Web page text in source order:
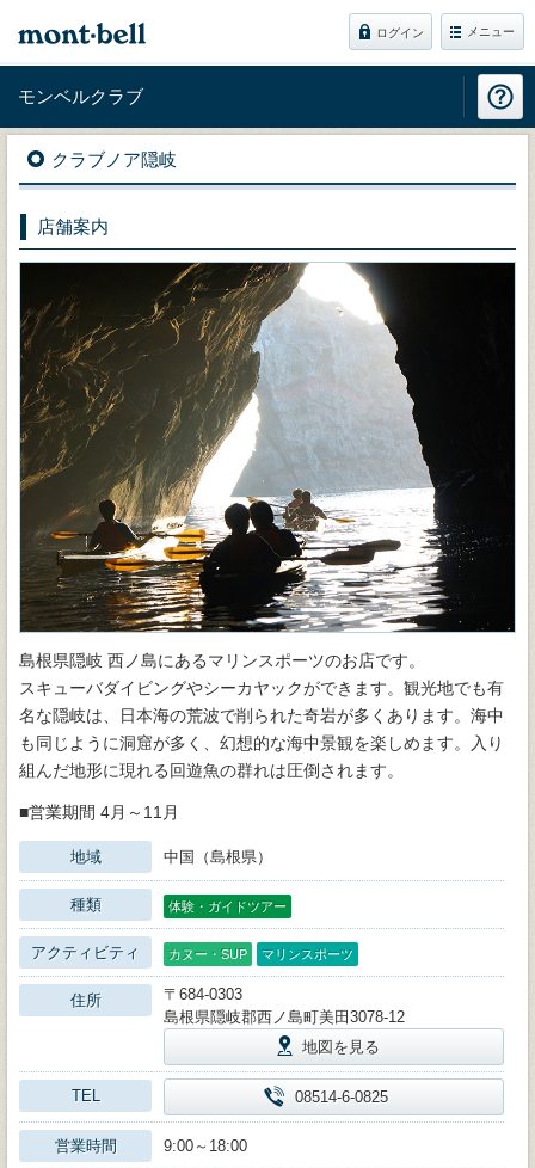
ログイン メニュー
モンベルクラブ
クラブノア隠岐
店舗案内
島根県隠岐 西ノ島にあるマリンスポーツのお店です。
スキューバダイビングやシーカヤックができます。観光地でも有
名な隠岐は、日本海の荒波で削られた奇岩が多くあります。海中
も同じように洞窟が多く、幻想的な海中景観を楽しめます。入り
組んだ地形に現れる回遊魚の群れは圧倒されます。
■営業期間 4月～11月
地域 中国（島根県）
種類 体験・ガイドツアー
アクティビティ カヌー・SUP マリンスポーツ
住所
〒684-0303
島根県隠岐郡西ノ島町美田3078-12
地図を見る
TEL 08514-6-0825
営業時間 9:00～18:00